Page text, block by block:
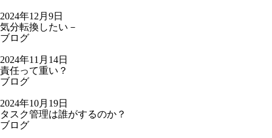
2024年12月9日
気分転換したい－
ブログ
2024年11月14日
責任って重い？
ブログ
2024年10月19日
タスク管理は誰がするのか？
ブログ